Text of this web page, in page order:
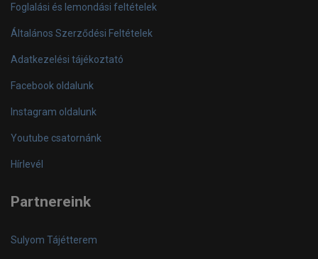
Foglalási és lemondási feltételek
Általános Szerződési Feltételek
Adatkezelési tájékoztató
Facebook oldalunk
Instagram oldalunk
Youtube csatornánk
Hírlevél
Partnereink
Sulyom Tájétterem